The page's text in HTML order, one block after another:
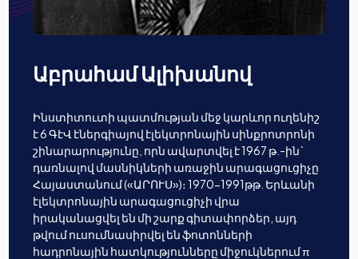
Աբրահամ Ալիխանով
Ինստիտուտի պատմության մեջ կարևոր ուղենիշ
է 6 ԳէՎ էներգիայով էլեկտրոնային սինքրոտրոնի
շինարարությունը, որն ավարտվել է 1967 թ.-ին`
դառնալով մասնիկների առաջին արագացուցիչը
Հայաստանում («ԱՐՈՒՍ»)։ 1970-1991թթ. Երևանի
էլեկտրոնային արագացուցիչի վրա
իրականացվել են մի շարք գիտափորձեր, այդ
թվում ուսումնասիրվել են ֆոտոնների
հադրոնային հատկությունները միջուկներում π